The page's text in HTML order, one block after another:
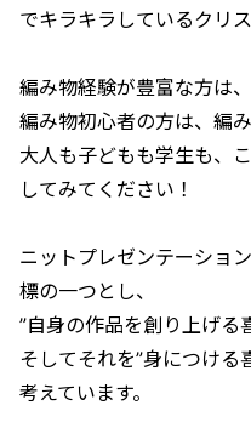
でキラキラしているクリ
編み物経験が豊富な方は
編み物初心者の方は、編
大人も子どもも学生も、
してみてください！
ニットプレゼンテーショ
標の一つとし、
”自身の作品を創り上げる
そしてそれを”身につける
考えています。